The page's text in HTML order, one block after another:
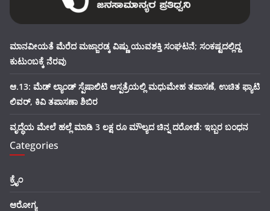
ಮಾನವೀಯತೆ ಮೆರೆದ ಮಜ್ಜಾರಡ್ಕ ವಿಷ್ಣು ಯುವಶಕ್ತಿ ಸಂಘಟನೆ; ಸಂಕಷ್ಟದಲ್ಲಿದ್ದ
ಕುಟುಂಬಕ್ಕೆ ನೆರವು
ಆ.13: ಮೆಡ್ ಲ್ಯಾಂಡ್ ಸ್ಪೆಷಾಲಿಟಿ ಆಸ್ಪತ್ರೆಯಲ್ಲಿ ಮಧುಮೇಹ ತಪಾಸಣೆ, ಉಚಿತ ಫ್ಯಾಟಿ
ಲಿವರ್, ಕಿವಿ ತಪಾಸಣಾ ಶಿಬಿರ
ವೃದ್ಧೆಯ ಮೇಲೆ ಹಲ್ಲೆ ಮಾಡಿ 3 ಲಕ್ಷ ರೂ ಮೌಲ್ಯದ ಚಿನ್ನ ದರೋಡೆ: ಇಬ್ಬರ ಬಂಧನ
Categories
ಕ್ರೈಂ
ಆರೋಗ್ಯ